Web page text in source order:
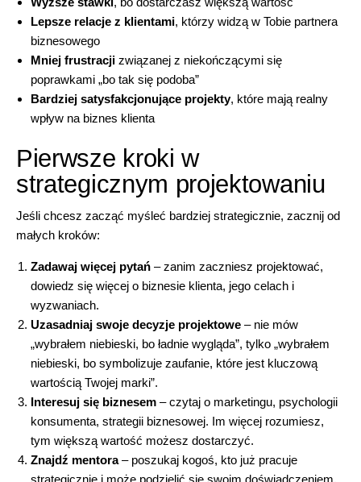
Lepsze relacje z klientami, którzy widzą w Tobie partnera
biznesowego
Mniej frustracji związanej z niekończącymi się
poprawkami „bo tak się podoba”
Bardziej satysfakcjonujące projekty, które mają realny
wpływ na biznes klienta
Pierwsze kroki w
strategicznym projektowaniu
Jeśli chcesz zacząć myśleć bardziej strategicznie, zacznij od
małych kroków:
Zadawaj więcej pytań – zanim zaczniesz projektować,
dowiedz się więcej o biznesie klienta, jego celach i
wyzwaniach.
Uzasadniaj swoje decyzje projektowe – nie mów
„wybrałem niebieski, bo ładnie wygląda”, tylko „wybrałem
niebieski, bo symbolizuje zaufanie, które jest kluczową
wartością Twojej marki”.
Interesuj się biznesem –czytaj o marketingu, psychologii
konsumenta, strategii biznesowej. Im więcej rozumiesz,
tym większą wartość możesz dostarczyć.
Znajdź mentora– poszukaj kogoś, kto już pracuje
strategicznie i może podzielić się swoim doświadczeniem.